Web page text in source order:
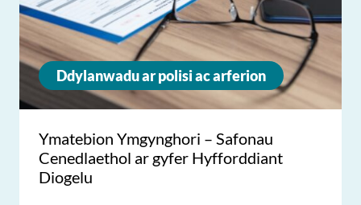
Ddylanwadu ar polisi ac arferion
Ymatebion Ymgynghori – Safonau
Cenedlaethol ar gyfer Hyfforddiant
Diogelu